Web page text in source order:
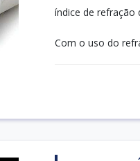
índice de refração
Com o uso do